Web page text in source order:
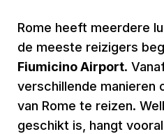
Rome heeft meerdere
de meeste reizigers
Fiumicino Airport.
verschillende manieren
van Rome te reizen.
geschikt is, hangt